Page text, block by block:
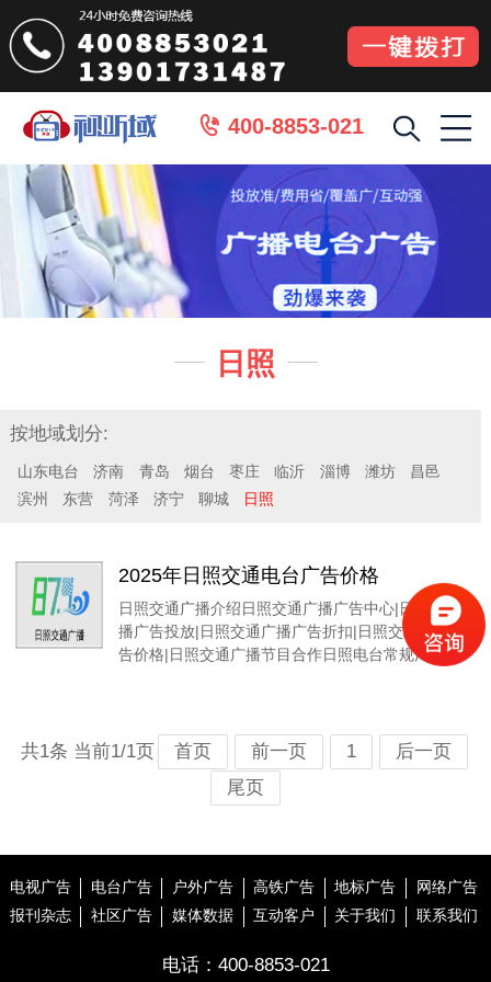
 400-8853-021
 日照 
按地域划分:
山东电台 济南 青岛 烟台 枣庄 临沂 淄博 潍坊
昌邑
滨州
东营 菏泽 济宁 聊城 日照
2025年日照交通电台广告价格
日照交通广播介绍日照交通广播广告中心|日照交通广
播广告投放|日照交通广播广告折扣|日照交通广播广
告价格|日照交通广播节目合作日照电台常规广告
共1条 当前1/1页 首页 前一页 1
后一页
尾页
电视广告 电台广告 户外广告 高铁广告 地标广告
网络广告
报刊杂志
社区广告 媒体数据 互动客户 关于我们 联系我们
电话： 400-8853-021